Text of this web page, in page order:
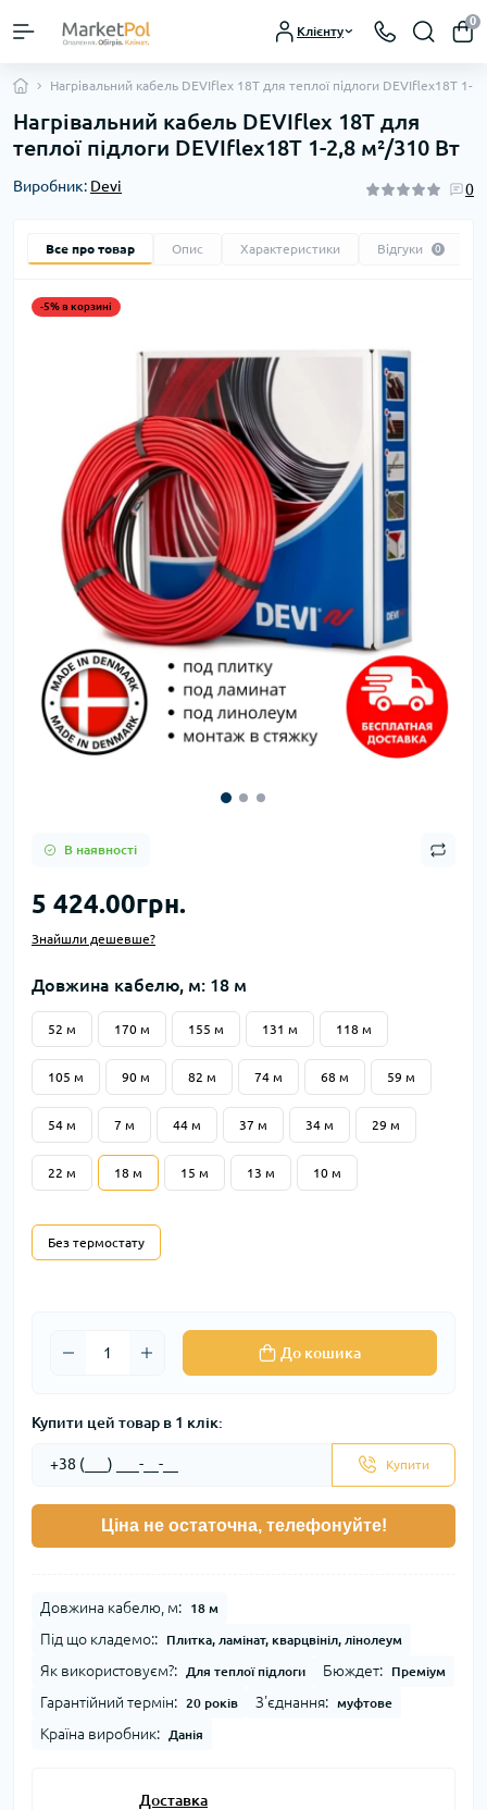
Клієнту
0
Нагрівальний кабель DEVIflex 18T для теплої підлоги DEVIflex18T 1-
Нагрівальний кабель DEVIflex 18T для
теплої підлоги DEVIflex18T 1-2,8 м²/310 Вт
Виробник: Devi 0
Все про товар Опис Характеристики Відгуки 0
-5% в корзині
В наявності
5 424.00грн.
Знайшли дешевше?
Довжина кабелю, м: 18 м
52 м 170 м 155 м 131 м 118 м
105 м 90 м 82 м 74 м 68 м 59 м
54 м 7 м 44 м 37 м 34 м 29 м
22 м 18 м 15 м 13 м 10 м
Без термостату
До кошика
Купити цей товар в 1 клік:
Купити
Ціна не остаточна, телефонуйте!
Довжина кабелю, м: 18 м
Під що кладемо:: Плитка, ламінат, кварцвініл, лінолеум
Як використовуєм?: Для теплої підлоги Бюждет: Преміум
Гарантійний термін: 20 років З'єднання: муфтове
Країна виробник: Данія
Доставка